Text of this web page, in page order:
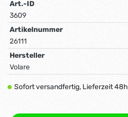
Art.-ID
3609
Artikelnummer
26111
Hersteller
Volare
Sofort versandfertig, Lieferzeit 48h